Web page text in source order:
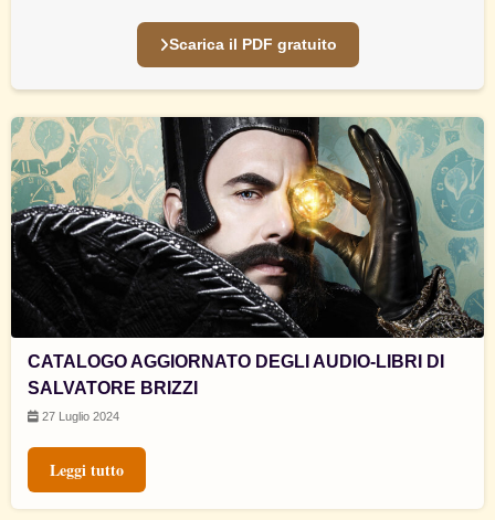
Scarica il PDF gratuito
CATALOGO AGGIORNATO DEGLI AUDIO-LIBRI DI
SALVATORE BRIZZI
27 Luglio 2024
Leggi tutto